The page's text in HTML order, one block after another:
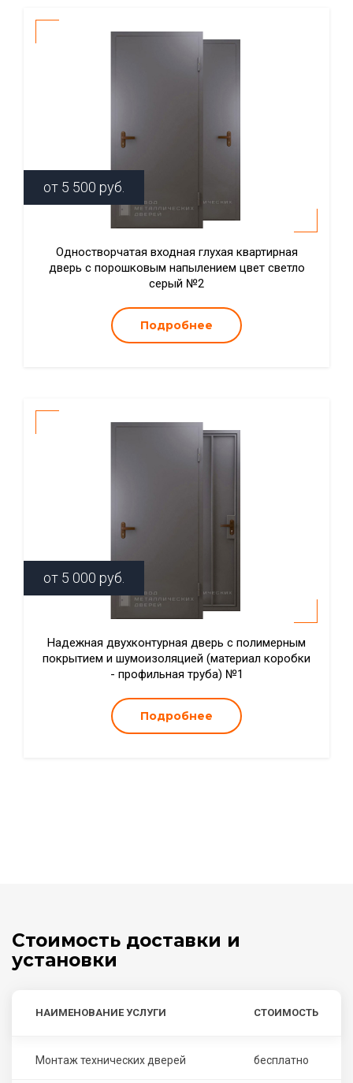
от 5 500 руб.
Одностворчатая входная глухая квартирная
дверь с порошковым напылением цвет светло
серый №2
Подробнее
от 5 000 руб.
Надежная двухконтурная дверь с полимерным
покрытием и шумоизоляцией (материал коробки
- профильная труба) №1
Подробнее
Стоимость доставки и
установки
НАИМЕНОВАНИЕ УСЛУГИ СТОИМОСТЬ
Монтаж технических дверей бесплатно